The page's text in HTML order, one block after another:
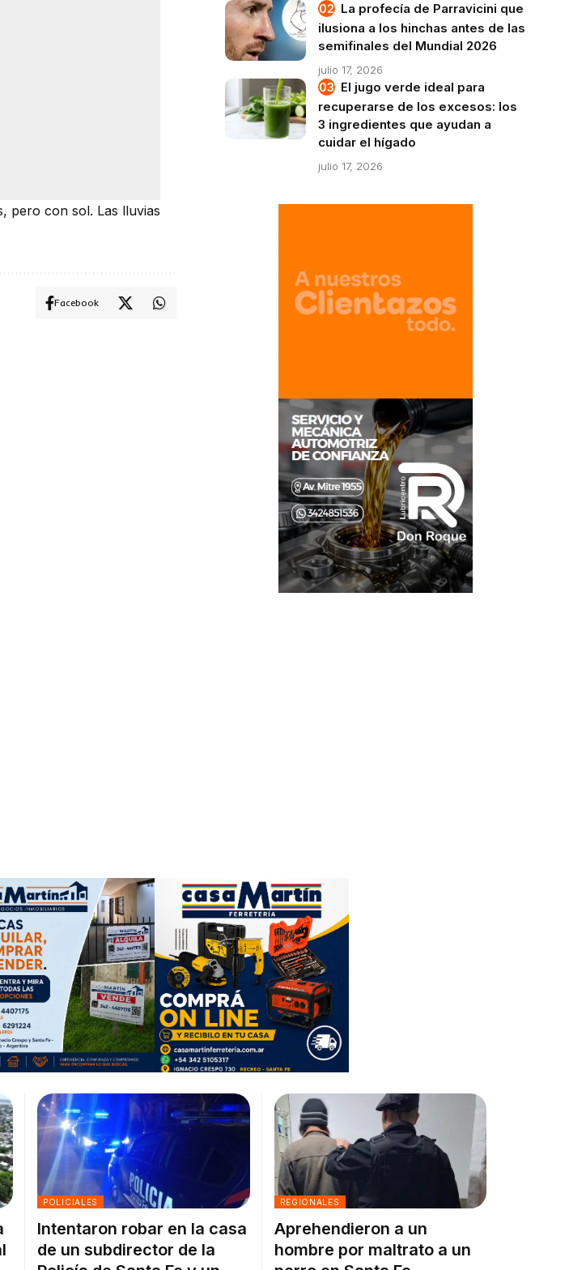
pero con sol. Las lluvias
Facebook
La profecía de Parravicini que
ilusiona a los hinchas antes de las
semifinales del Mundial 2026
julio 17, 2026
El jugo verde ideal para
recuperarse de los excesos: los
3 ingredientes que ayudan a
cuidar el hígado
julio 17, 2026
POLICIALES
Intentaron robar en la casa
de un subdirector de la
REGIONALES
Aprehendieron a un
hombre por maltrato a un